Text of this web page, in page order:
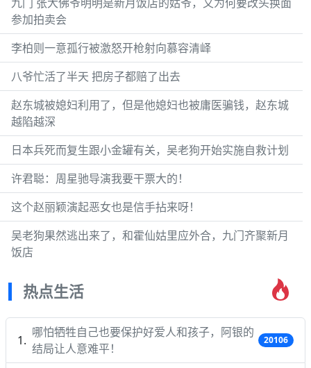
参加拍卖会
李柏则一意孤行被激怒开枪射向慕容清峄
八爷忙活了半天 把房子都赔了出去
赵东城被媳妇利用了，但是他媳妇也被庸医骗钱，赵东城
越陷越深
日本兵死而复生跟小金罐有关，吴老狗开始实施自救计划
许君聪：周星驰导演我要干票大的！
这个赵丽颖演起恶女也是信手拈来呀！
吴老狗果然逃出来了，和霍仙姑里应外合，九门齐聚新月
饭店
热点生活
哪怕牺牲自己也要保护好爱人和孩子，阿银的
结局让人意难平！
20106